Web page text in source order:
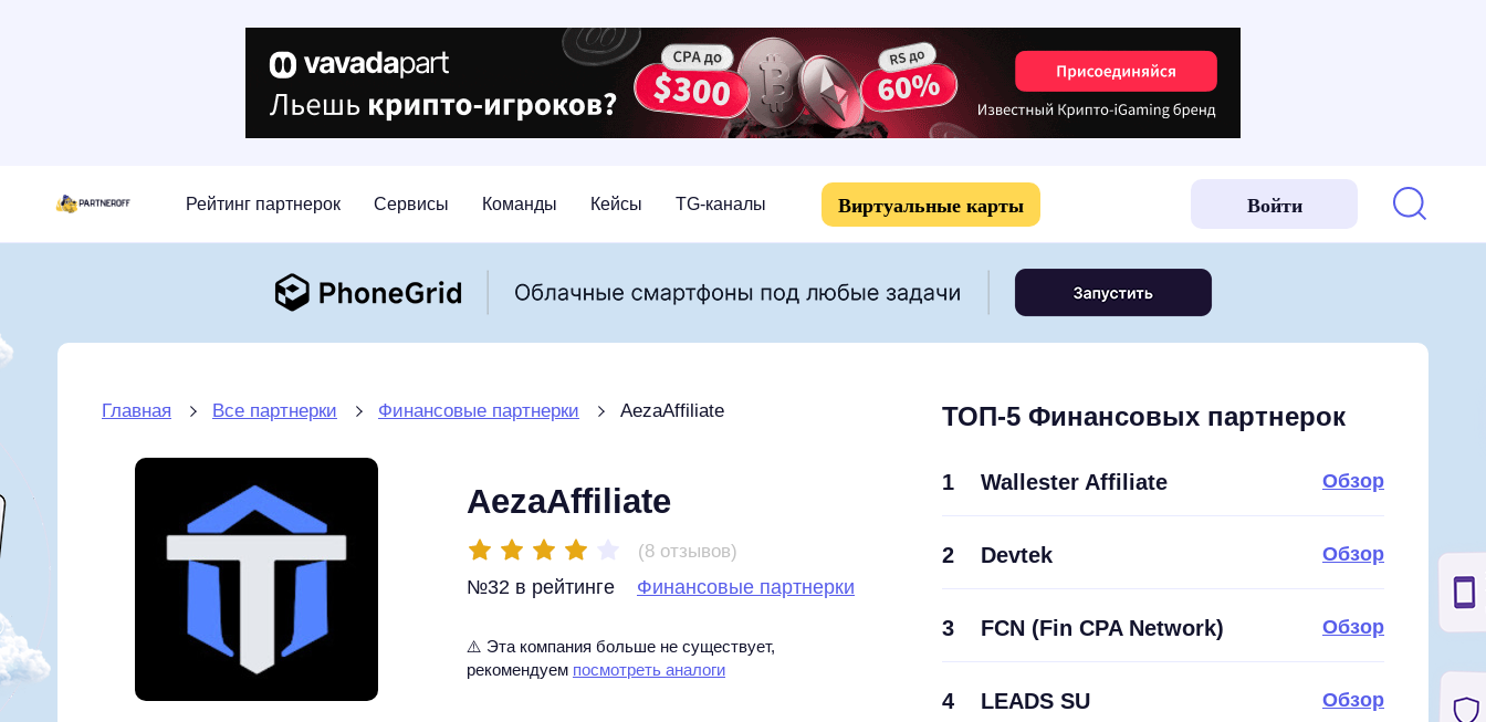
Рейтинг партнерок Сервисы Команды Кейсы TG-каналы Виртуальные карты Войти
Главная Все партнерки Финансовые партнерки AezaAffiliate
AezaAffiliate
(8 отзывов)
№32 в рейтинге Финансовые партнерки
⚠️ Эта компания больше не существует,
рекомендуем посмотреть аналоги
ТОП-5 Финансовых партнерок
1 Wallester Affiliate Обзор
2 Devtek Обзор
3 FCN (Fin CPA Network) Обзор
4 LEADS SU Обзор